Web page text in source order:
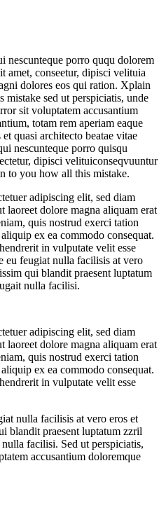
nescunteque porro ququ dolorem
amet, conseetur, dipisci velituia
dolores eos qui ration. Xplain
mistake sed ut perspiciatis, unde
sit voluptatem accusantium
totam rem aperiam eaque
quasi architecto beatae vitae
nescunteque porro quisqu
dipisci velituiconseqvuuntur
to you how all this mistake.
adipiscing elit, sed diam
dolore magna aliquam erat
quis nostrud exerci tation
ex ea commodo consequat.
in vulputate velit esse
eu feugiat nulla facilisis at vero
qui blandit praesent luptatum
nulla facilisi.
adipiscing elit, sed diam
dolore magna aliquam erat
quis nostrud exerci tation
ex ea commodo consequat.
in vulputate velit esse
nulla facilisis at vero eros et
blandit praesent luptatum zzril
facilisi. Sed ut perspiciatis,
accusantium doloremque